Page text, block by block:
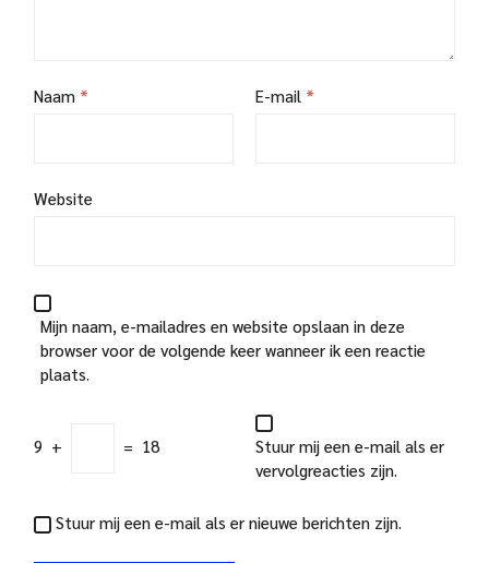
Naam * E-mail *
Website
Mijn naam, e-mailadres en website opslaan in deze
browser voor de volgende keer wanneer ik een reactie
plaats.
9 + = 18
Stuur mij een e-mail als er
vervolgreacties zijn.
Stuur mij een e-mail als er nieuwe berichten zijn.